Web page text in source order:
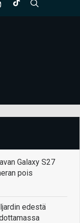
Galaxy S27
pois
edestä